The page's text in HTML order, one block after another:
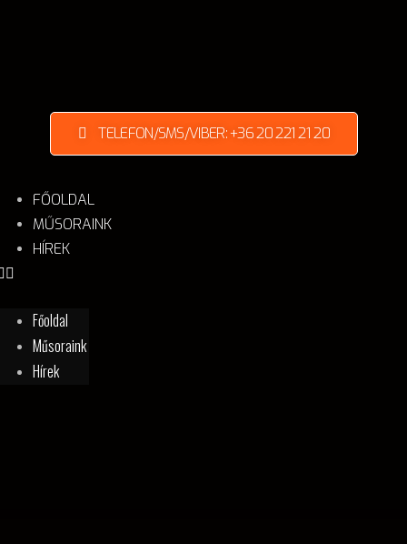
FŐOLDAL
MŰSORAINK
HÍREK
Főoldal
Műsoraink
Hírek
TELEFON/SMS/VIBER: +36 20 221 21 20